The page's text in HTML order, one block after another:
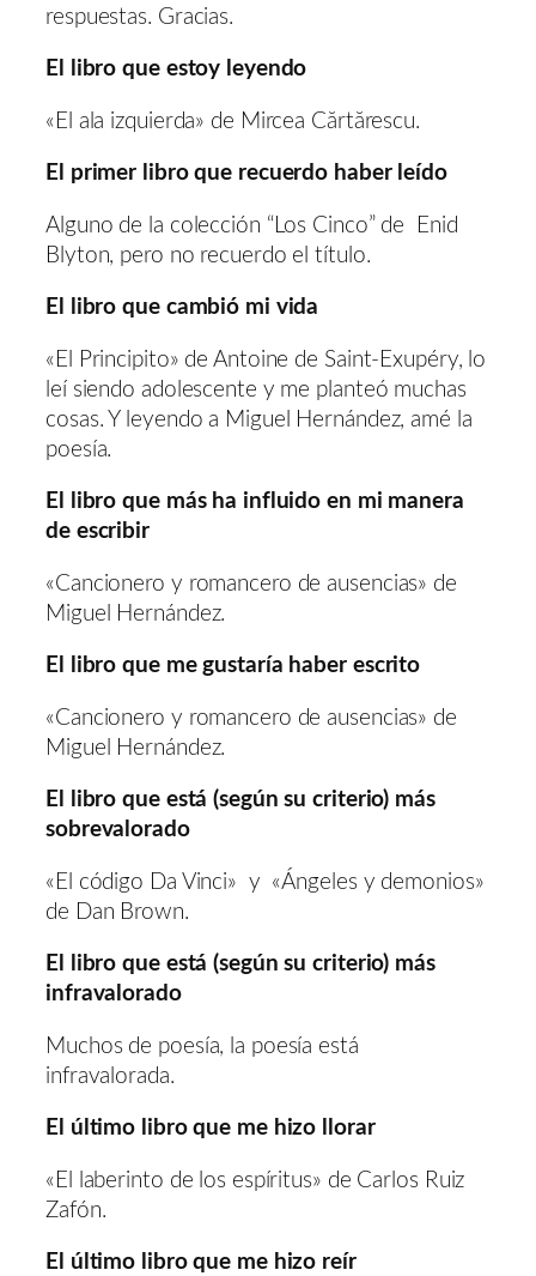
respuestas. Gracias.
El libro que estoy leyendo
«El ala izquierda» de Mircea Cărtărescu.
El primer libro que recuerdo haber leído
Alguno de la colección “Los Cinco” de Enid
Blyton, pero no recuerdo el título.
El libro que cambió mi vida
«El Principito» de Antoine de Saint-Exupéry, lo
leí siendo adolescente y me planteó muchas
cosas. Y leyendo a Miguel Hernández, amé la
poesía.
El libro que más ha influido en mi manera
de escribir
«Cancionero y romancero de ausencias» de
Miguel Hernández.
El libro que me gustaría haber escrito
«Cancionero y romancero de ausencias» de
Miguel Hernández.
El libro que está (según su criterio) más
sobrevalorado
«El código Da Vinci» y «Ángeles y demonios»
de Dan Brown.
El libro que está (según su criterio) más
infravalorado
Muchos de poesía, la poesía está
infravalorada.
El último libro que me hizo llorar
«El laberinto de los espíritus» de Carlos Ruiz
Zafón.
El último libro que me hizo reír